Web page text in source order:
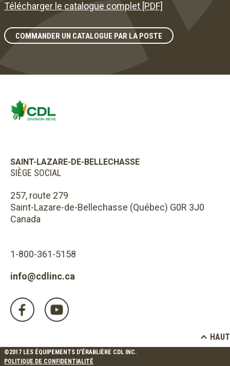
Télécharger le catalogue complet [PDF]
COMMANDER UN CATALOGUE PAR LA POSTE
SAINT-LAZARE-DE-BELLECHASSE
SIÈGE SOCIAL
257, route 279
Saint-Lazare-de-Bellechasse (Québec) G0R 3J0
Canada
1-800-361-5158
info@cdlinc.ca
HAUT
©2017 LES ÉQUIPEMENTS D'ÉRABLIÈRE CDL INC.
POLITIQUE DE CONFIDENTIALITÉ